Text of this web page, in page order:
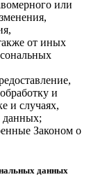
или
от иных
и
и случаях,
данных;
Законом о
данных